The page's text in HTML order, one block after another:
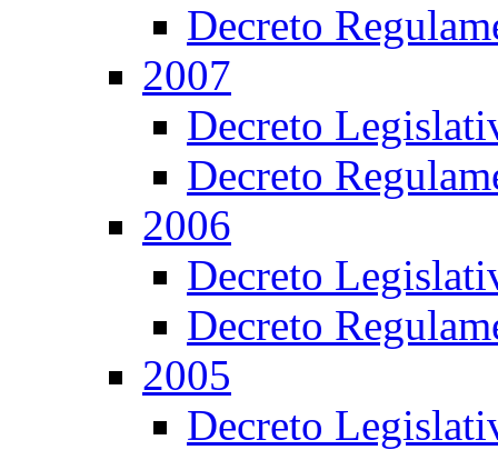
Decreto
2007
Decreto
Decreto
2006
Decreto
Decreto
2005
Decreto